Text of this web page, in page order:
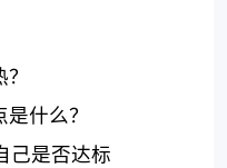
什么？
己是否达标